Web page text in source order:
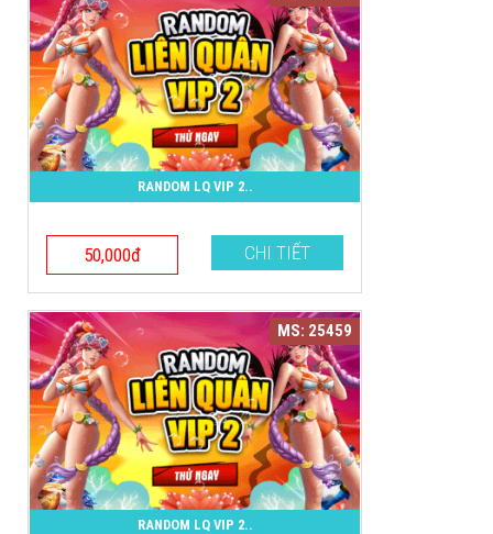
RANDOM LQ VIP 2..
50,000đ CHI TIẾT
MS: 25459
RANDOM LQ VIP 2..